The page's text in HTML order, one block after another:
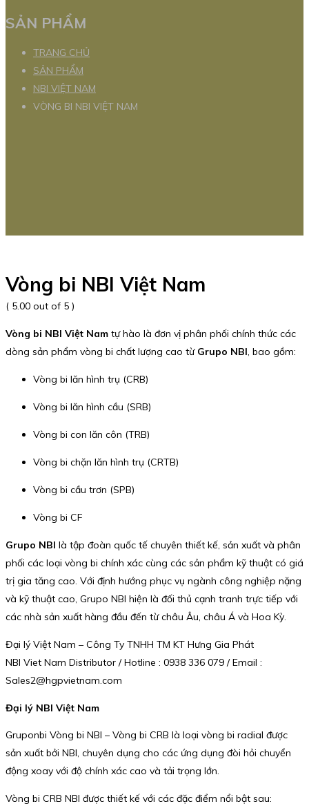
SẢN PHẨM
TRANG CHỦ
SẢN PHẨM
NBI VIỆT NAM
VÒNG BI NBI VIỆT NAM
Vòng bi NBI Việt Nam
( 5.00 out of 5 )
Vòng bi NBI Việt Nam tự hào là đơn vị phân phối chính thức các
dòng sản phẩm vòng bi chất lượng cao từ Grupo NBI, bao gồm:
Vòng bi lăn hình trụ (CRB)
Vòng bi lăn hình cầu (SRB)
Vòng bi con lăn côn (TRB)
Vòng bi chặn lăn hình trụ (CRTB)
Vòng bi cầu trơn (SPB)
Vòng bi CF
Grupo NBI là tập đoàn quốc tế chuyên thiết kế, sản xuất và phân
phối các loại vòng bi chính xác cùng các sản phẩm kỹ thuật có giá
trị gia tăng cao. Với định hướng phục vụ ngành công nghiệp nặng
và kỹ thuật cao, Grupo NBI hiện là đối thủ cạnh tranh trực tiếp với
các nhà sản xuất hàng đầu đến từ châu Âu, châu Á và Hoa Kỳ.
Đại lý Việt Nam – Công Ty TNHH TM KT Hưng Gia Phát
NBI Viet Nam Distributor / Hotline : 0938 336 079 / Email :
Sales2@hgpvietnam.com
Đại lý NBI Việt Nam
Gruponbi Vòng bi NBI – Vòng bi CRB là loại vòng bi radial được
sản xuất bởi NBI, chuyên dụng cho các ứng dụng đòi hỏi chuyển
động xoay với độ chính xác cao và tải trọng lớn.
Vòng bi CRB NBI được thiết kế với các đặc điểm nổi bật sau: